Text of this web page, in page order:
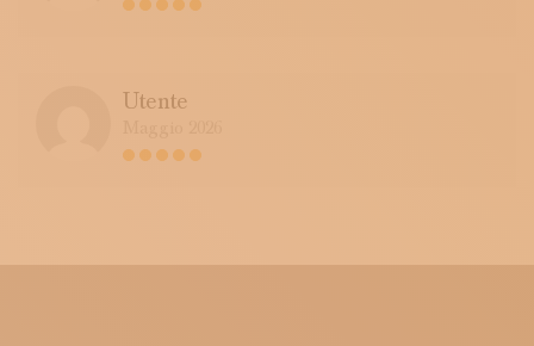
Utente